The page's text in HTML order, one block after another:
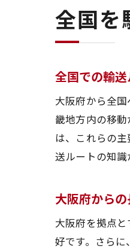
全国を
全国での輸
大阪府から全
畿地方内の移
は、これらの
送ルートの知識
大阪府から
大阪府を拠点
好です。さら